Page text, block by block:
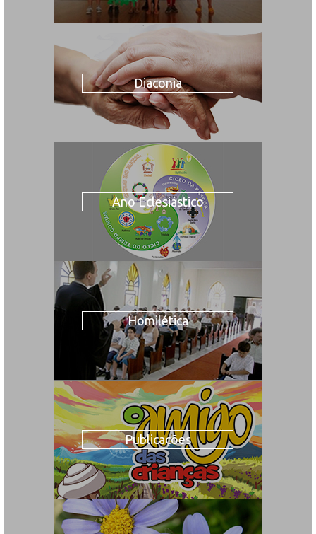
Diaconia
Ano Eclesiástico
Homilética
Publicações